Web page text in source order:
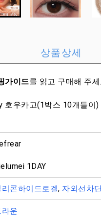
상품상세
가이드를 읽고 구매해 주
호우카고(1박스 10개들이)
1DAY
리콘하이드로겔, 자외선차
라운